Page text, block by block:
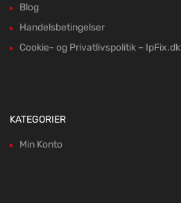
Blog
Handelsbetingelser
Cookie- og Privatlivspolitik – IpFix.dk
KATEGORIER
Min Konto